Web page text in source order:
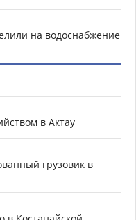
на водоснабжение
в Актау
грузовик в